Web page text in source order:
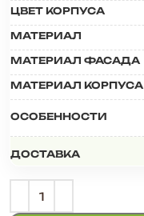
ЦВЕТ КОРПУСА
МАТЕРИАЛ
МАТЕРИАЛ ФАСАДА
МАТЕРИАЛ КОРПУСА
ОСОБЕННОСТИ
ДОСТАВКА